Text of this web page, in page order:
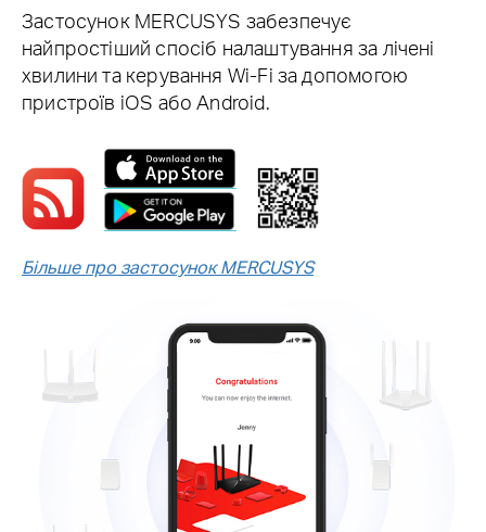
Застосунок MERCUSYS забезпечує
найпростіший спосіб налаштування за лічені
хвилини та керування Wi-Fi за допомогою
пристроїв iOS або Android.
Більше про застосунок MERCUSYS